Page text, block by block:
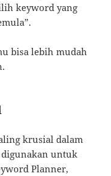
keyword yang
bisa lebih mudah
krusial dalam
digunakan untuk
Planner,